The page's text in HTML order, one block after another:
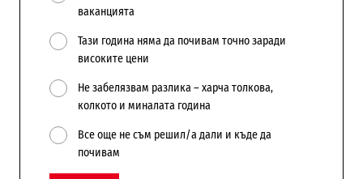
ваканцията
Тази година няма да почивам точно заради
високите цени
Не забелязвам разлика – харча толкова,
колкото и миналата година
Все още не съм решил/а дали и къде да
почивам